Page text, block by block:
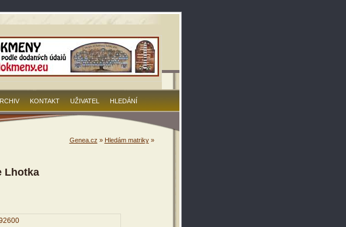
KONTAKT UŽIVATEL HLEDÁNÍ
Genea.cz » Hledám matriky»
Lhotka